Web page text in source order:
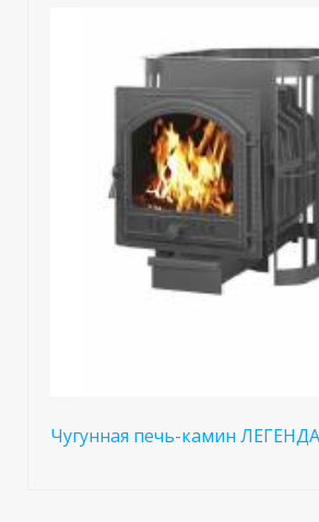
Чугунная печь-камин